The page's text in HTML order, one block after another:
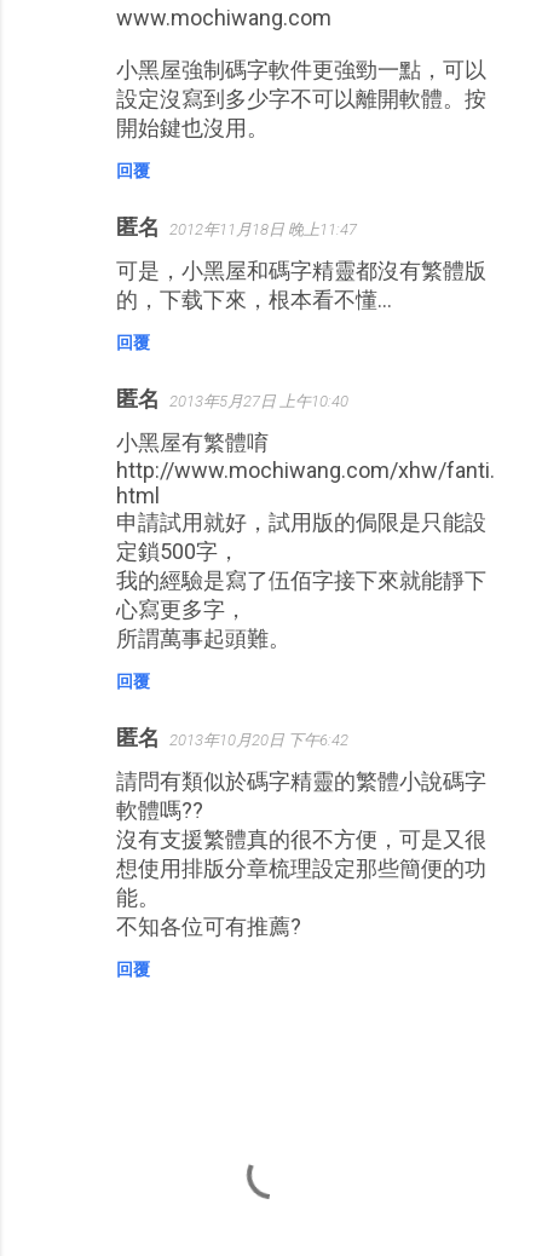
www.mochiwang.com
小黑屋強制碼字軟件更強勁一點，可以
設定沒寫到多少字不可以離開軟體。按
開始鍵也沒用。
回覆
匿名 2012年11月18日 晚上11:47
可是，小黑屋和碼字精靈都沒有繁體版
的，下载下來，根本看不懂...
回覆
匿名 2013年5月27日 上午10:40
小黑屋有繁體唷
http://www.mochiwang.com/xhw/fanti.
html
申請試用就好，試用版的侷限是只能設
定鎖500字，
我的經驗是寫了伍佰字接下來就能靜下
心寫更多字，
所謂萬事起頭難。
回覆
匿名 2013年10月20日 下午6:42
請問有類似於碼字精靈的繁體小說碼字
軟體嗎??
沒有支援繁體真的很不方便，可是又很
想使用排版分章梳理設定那些簡便的功
能。
不知各位可有推薦?
回覆